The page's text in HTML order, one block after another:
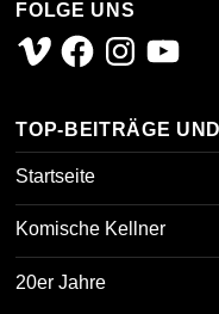
FOLGE UNS
VimeoFacebookInstagramYouTube
TOP-BEITRÄGE
Startseite
Komische Kellner
20er Jahre